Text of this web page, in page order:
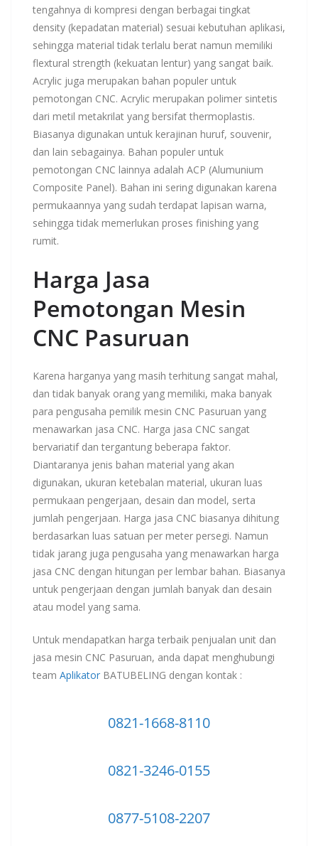
tengahnya di kompresi dengan berbagai tingkat
density (kepadatan material) sesuai kebutuhan aplikasi,
sehingga material tidak terlalu berat namun memiliki
flextural strength (kekuatan lentur) yang sangat baik.
Acrylic juga merupakan bahan populer untuk
pemotongan CNC. Acrylic merupakan polimer sintetis
dari metil metakrilat yang bersifat thermoplastis.
Biasanya digunakan untuk kerajinan huruf, souvenir,
dan lain sebagainya. Bahan populer untuk
pemotongan CNC lainnya adalah ACP (Alumunium
Composite Panel). Bahan ini sering digunakan karena
permukaannya yang sudah terdapat lapisan warna,
sehingga tidak memerlukan proses finishing yang
rumit.
Harga Jasa
Pemotongan Mesin
CNC Pasuruan
Karena harganya yang masih terhitung sangat mahal,
dan tidak banyak orang yang memiliki, maka banyak
para pengusaha pemilik mesin CNC Pasuruan yang
menawarkan jasa CNC. Harga jasa CNC sangat
bervariatif dan tergantung beberapa faktor.
Diantaranya jenis bahan material yang akan
digunakan, ukuran ketebalan material, ukuran luas
permukaan pengerjaan, desain dan model, serta
jumlah pengerjaan. Harga jasa CNC biasanya dihitung
berdasarkan luas satuan per meter persegi. Namun
tidak jarang juga pengusaha yang menawarkan harga
jasa CNC dengan hitungan per lembar bahan. Biasanya
untuk pengerjaan dengan jumlah banyak dan desain
atau model yang sama.
Untuk mendapatkan harga terbaik penjualan unit dan
jasa mesin CNC Pasuruan, anda dapat menghubungi
team Aplikator BATUBELING dengan kontak :
0821-1668-8110
0821-3246-0155
0877-5108-2207